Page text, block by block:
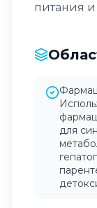
питания
для